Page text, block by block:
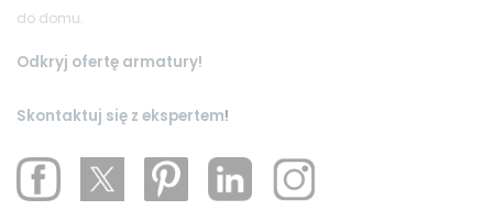
do domu.
Odkryj ofertę armatury!
Skontaktuj się z ekspertem!